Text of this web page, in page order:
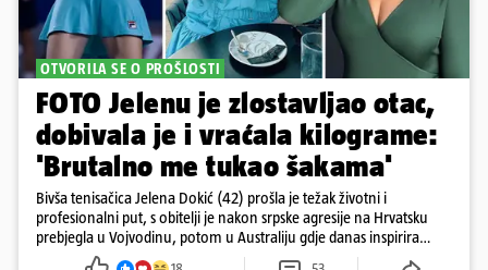
OTVORILA SE O PROŠLOSTI
FOTO Jelenu je zlostavljao otac,
dobivala je i vraćala kilograme:
'Brutalno me tukao šakama'
Bivša tenisačica Jelena Dokić (42) prošla je težak životni i
profesionalni put, s obitelji je nakon srpske agresije na Hrvatsku
prebjegla u Vojvodinu, potom u Australiju gdje danas inspirira